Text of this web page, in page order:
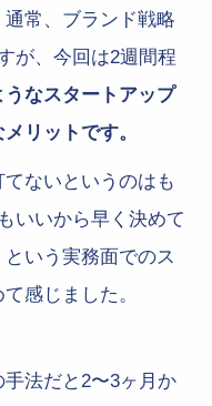
常、ブランド戦略
が、今回は2週間程
うなスタートアップ
リットです。
ないというのはも
いいから早く決めて
いう実務面でのス
感じました。
法だと2〜3ヶ月か